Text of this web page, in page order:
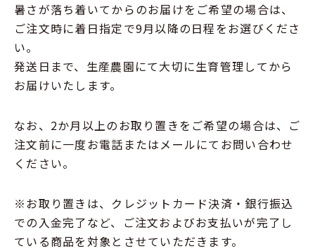
暑さが落ち着いてからのお届けをご希望の場合は、
ご注文時に着日指定で9月以降の日程をお選びくださ
い。
発送日まで、生産農園にて大切に生育管理してから
お届けいたします。
なお、2か月以上のお取り置きをご希望の場合は、ご
注文前に一度お電話またはメールにてお問い合わせ
ください。
※お取り置きは、クレジットカード決済・銀行振込
での入金完了など、ご注文およびお支払いが完了し
ている商品を対象とさせていただきます。